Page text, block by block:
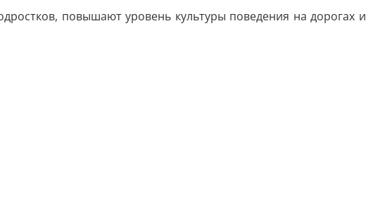
повышают уровень культуры поведения на дорогах и